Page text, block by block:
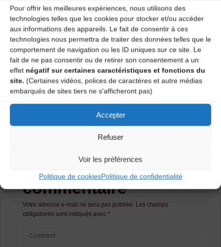
Pour offrir les meilleures expériences, nous utilisons des
technologies telles que les cookies pour stocker et/ou accéder
aux informations des appareils. Le fait de consentir à ces
technologies nous permettra de traiter des données telles que le
comportement de navigation ou les ID uniques sur ce site. Le
fait de ne pas consentir ou de retirer son consentement a un
effet négatif sur certaines caractéristiques et fonctions du
site. (Certaines vidéos, polices de caractères et autre médias
embarqués de sites tiers ne s'afficheront pas)
Accepter
Refuser
Voir les préférences
Politique de cookiesPolitique de confidentialité
20h30. Atelier tous niveaux et tous âges.
Renseignements : 04 71 02 92 53.
Catégories
Agenda
Ateliers danses traditionnelles – YSSINGEAUX
Laisser un
commentaire
Votre adresse e-mail ne sera pas publiée. Les champs
obligatoires sont indiqués avec *